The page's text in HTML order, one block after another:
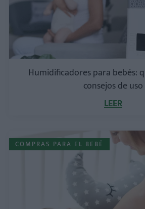
Humidificadores para bebés:
consejos de uso
LEER
COMPRAS PARA EL BEBÉ